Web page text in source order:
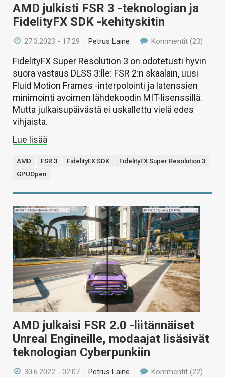
AMD julkisti FSR 3 -teknologian ja
FidelityFX SDK -kehityskitin
27.3.2023 - 17:29 /Petrus Laine Kommentit (23)
FidelityFX Super Resolution 3 on odotetusti hyvin
suora vastaus DLSS 3:lle: FSR 2:n skaalain, uusi
Fluid Motion Frames -interpolointi ja latenssien
minimointi avoimen lähdekoodin MIT-lisenssillä.
Mutta julkaisupäivästä ei uskallettu vielä edes
vihjaista.
Lue lisää
AMD FSR 3 FidelityFX SDK
FidelityFX Super Resolution 3
GPUOpen
AMD julkaisi FSR 2.0 -liitännäiset
Unreal Engineille, modaajat lisäsivät
teknologian Cyberpunkiin
30.6.2022 - 02:07 /Petrus Laine Kommentit (22)